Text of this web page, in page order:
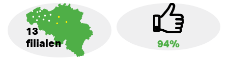
13
filialen
94%